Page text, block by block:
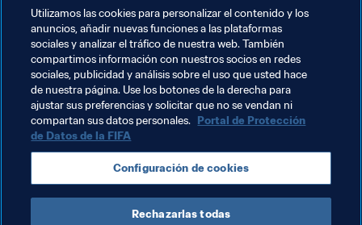
las infraestructuras”.
La EJL se fundó en diciembre de 1921 y se convirtió en
federación miembro de la FIFA dos años más tarde.
Temas relacionados
Presidente de la FIFA Organización
Organización Estonia UEFA
Utilizamos las cookies para personalizar el contenido y los
anuncios, añadir nuevas funciones a las plataformas
sociales y analizar el tráfico de nuestra web. También
compartimos información con nuestros socios en redes
sociales, publicidad y análisis sobre el uso que usted hace
de nuestra página. Use los botones de la derecha para
ajustar sus preferencias y solicitar que no se vendan ni
compartan sus datos personales. Portal de Protección
de Datos de la FIFA
Configuración de cookies
Rechazarlas todas